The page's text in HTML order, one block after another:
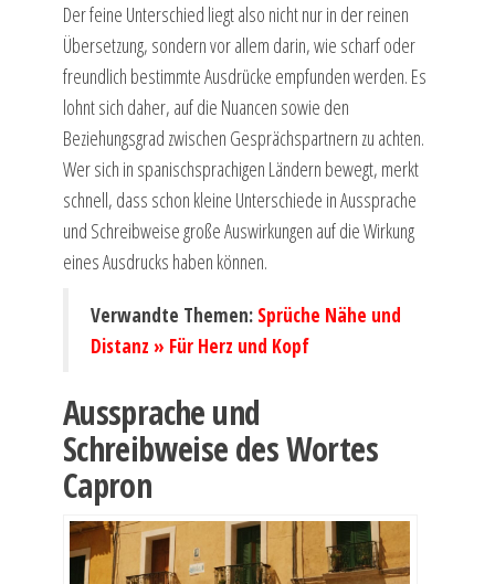
Der feine Unterschied liegt also nicht nur in der reinen
Übersetzung, sondern vor allem darin, wie scharf oder
freundlich bestimmte Ausdrücke empfunden werden. Es
lohnt sich daher, auf die Nuancen sowie den
Beziehungsgrad zwischen Gesprächspartnern zu achten.
Wer sich in spanischsprachigen Ländern bewegt, merkt
schnell, dass schon kleine Unterschiede in Aussprache
und Schreibweise große Auswirkungen auf die Wirkung
eines Ausdrucks haben können.
Verwandte Themen: Sprüche Nähe und
Distanz » Für Herz und Kopf
Aussprache und
Schreibweise des Wortes
Capron